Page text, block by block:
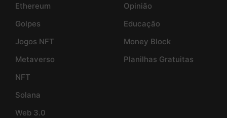
Ethereum
Golpes
Jogos NFT
Metaverso
NFT
Solana
Web 3.0
Opinião
Educação
Money Block
Planilhas Gratuitas